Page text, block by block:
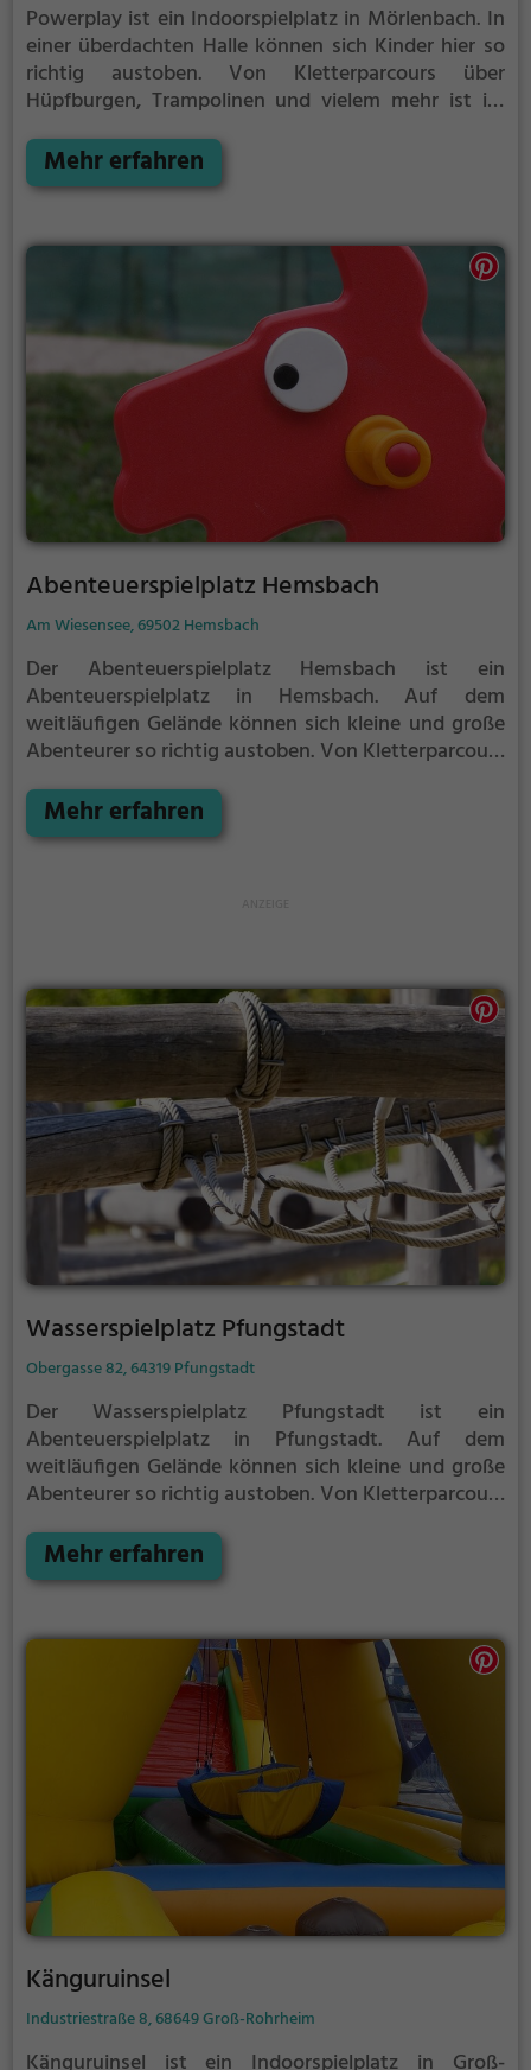
Powerplay ist ein Indoorspielplatz in Mörlenbach. In
einer überdachten Halle können sich Kinder hier so
richtig austoben. Von Kletterparcours über
Hüpfburgen, Trampolinen und vielem mehr ist im
bzw. Hallenspielplätze sind ein tolles Ausflugsziel für
schlechtes Wetter, denn in der überdachten Halle
gespielt werden. Powerplay eignet sich außerdem
besonders gut, um einen Kindergeburtstag zu
veranstalten. Auf den abwechslungsreichen
Parcours wird es weder dem Geburtstagskind, noch
den Gästen so schnell langweilig.
Mehr erfahren
Abenteuerspielplatz Hemsbach
Am Wiesensee, 69502 Hemsbach
Der Abenteuerspielplatz Hemsbach ist ein
Abenteuerspielplatz in Hemsbach. Auf dem
weitläufigen Gelände können sich kleine und große
Abenteurer so richtig austoben. Von Kletterparcours
Abenteuerspielplatz Hemsbach für jeden etwas
dabei.
Mehr erfahren
Wasserspielplatz Pfungstadt
Obergasse 82, 64319 Pfungstadt
Der Wasserspielplatz Pfungstadt ist ein
Abenteuerspielplatz in Pfungstadt. Auf dem
weitläufigen Gelände können sich kleine und große
Abenteurer so richtig austoben. Von Kletterparcours
Wasserspielplatz Pfungstadt für jeden etwas dabei.
Mehr erfahren
Känguruinsel
Industriestraße 8, 68649 Groß-Rohrheim
Känguruinsel ist ein Indoorspielplatz in Groß-